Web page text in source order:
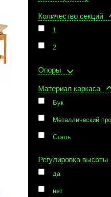
Количество секций
1
2
Опоры
Материал каркаса
Бук
Металлический
Сталь
Регулировка высоты
да
нет